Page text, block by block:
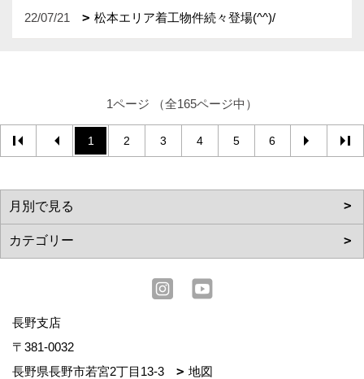
22/07/21 松本エリア着工物件続々登場(^^)/
1ページ （全165ページ中）
1 2 3 4 5 6
長野支店
〒381-0032
長野県長野市若宮2丁目13-3
地図